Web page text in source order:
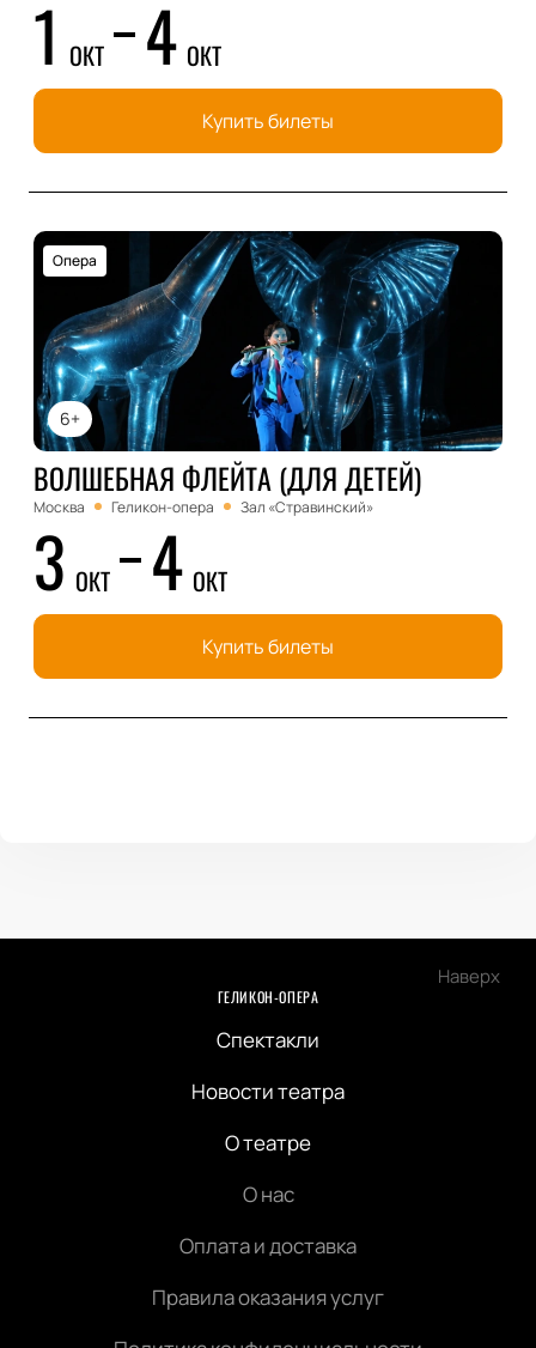
1 ОКТ 4 ОКТ
Купить билеты
6+
Опера
ВОЛШЕБНАЯ ФЛЕЙТА (ДЛЯ ДЕТЕЙ)
Москва Геликон-опера Зал «Стравинский»
3 ОКТ 4 ОКТ
Купить билеты
Наверх
ГЕЛИКОН-ОПЕРА
Спектакли
Новости театра
О театре
О нас
Оплата и доставка
Правила оказания услуг